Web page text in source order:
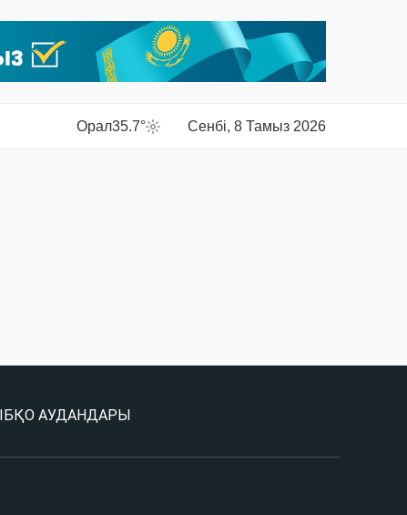
Орал35.7° Сенбі, 8 Тамыз 2026
БҚО АУДАНДАРЫ